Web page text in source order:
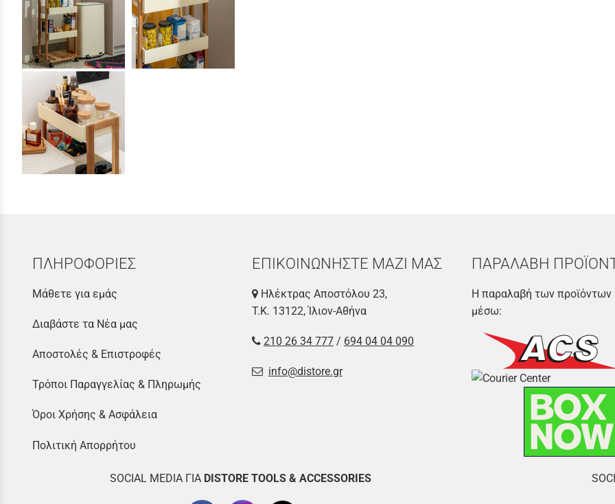
ΠΛΗΡΟΦΟΡΙΕΣ
Μάθετε για εμάς
Διαβάστε τα Νέα μας
Αποστολές & Επιστροφές
Τρόποι Παραγγελίας & Πληρωμής
Όροι Χρήσης & Ασφάλεια
Πολιτική Απορρήτου
ΕΠΙΚΟΙΝΩΝΗΣΤΕ ΜΑΖΙ ΜΑΣ
Ηλέκτρας Αποστόλου 23,
Τ.Κ. 13122, Ίλιον-Αθήνα
210 26 34 777 / 694 04 04 090
info@distore.gr
ΠΑΡΑΛΑΒΗ
Η παραλαβή των προϊόντων
μέσω:
SOCIAL MEDIA ΓΙΑ DISTORE TOOLS & ACCESSORIES